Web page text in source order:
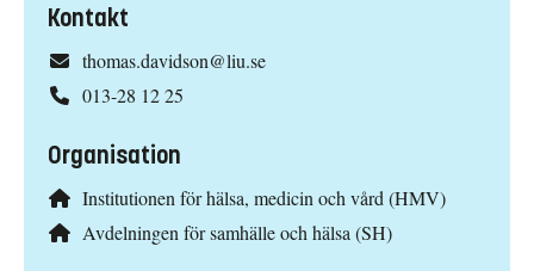
Kontakt
thomas.davidson@liu.se
013-28 12 25
Organisation
Institutionen för hälsa, medicin och vård (HMV)
Avdelningen för samhälle och hälsa (SH)